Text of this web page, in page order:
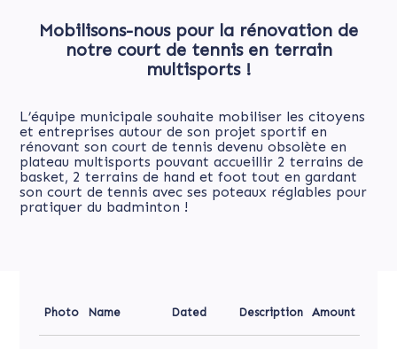
Mobilisons-nous pour la rénovation de
notre court de tennis en terrain
multisports !
L’équipe municipale souhaite mobiliser les citoyens
et entreprises autour de son projet sportif en
rénovant son court de tennis devenu obsolète en
plateau multisports pouvant accueillir 2 terrains de
basket, 2 terrains de hand et foot tout en gardant
son court de tennis avec ses poteaux réglables pour
pratiquer du badminton !
Photo Name Dated Description Amount